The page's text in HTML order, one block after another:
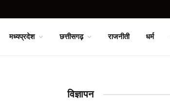
मध्यप्रदेश छत्तीसगढ़ राजनीती धर्म
विज्ञापन